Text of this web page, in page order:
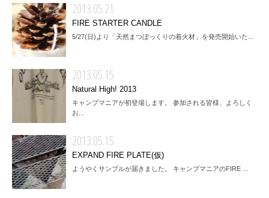
2013.05.21
FIRE STARTER CANDLE
5/27(日)より「天然まつぼっくりの着火材」を発売開始いた...
2013.05.15
Natural High! 2013
キャンプマニアが初登場します。 参加される皆様、よろしく
お...
2013.05.15
EXPAND FIRE PLATE(仮)
ようやくサンプルが届きました。 キャンプマニアのFIRE ...